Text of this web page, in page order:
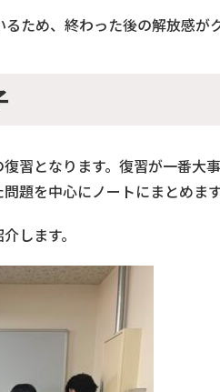
ため、終わった後の解放感が
習となります。復習が一番大
題を中心にノートにまとめます
します。